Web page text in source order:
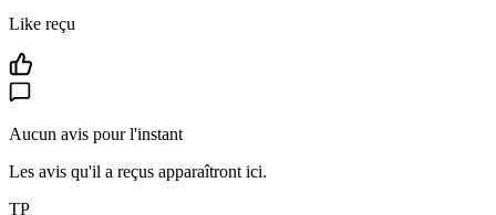
Like reçu
Aucun avis pour l'instant
Les avis qu'il a reçus apparaîtront ici.
TP